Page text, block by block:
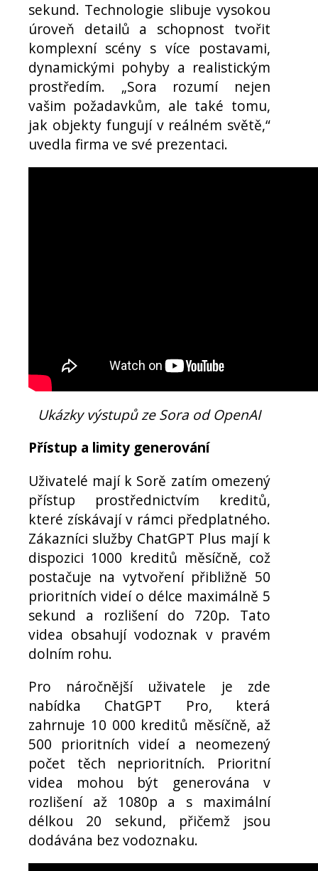
sekund. Technologie slibuje vysokou
úroveň detailů a schopnost tvořit
komplexní scény s více postavami,
dynamickými pohyby a realistickým
prostředím. „Sora rozumí nejen
vašim požadavkům, ale také tomu,
jak objekty fungují v reálném světě,“
uvedla firma ve své prezentaci.
Ukázky výstupů ze Sora od OpenAI
Přístup a limity generování
Uživatelé mají k Sorě zatím omezený
přístup prostřednictvím kreditů,
které získávají v rámci předplatného.
Zákazníci služby ChatGPT Plus mají k
dispozici 1000 kreditů měsíčně, což
postačuje na vytvoření přibližně 50
prioritních videí o délce maximálně 5
sekund a rozlišení do 720p. Tato
videa obsahují vodoznak v pravém
dolním rohu.
Pro náročnější uživatele je zde
nabídka ChatGPT Pro, která
zahrnuje 10 000 kreditů měsíčně, až
500 prioritních videí a neomezený
počet těch neprioritních. Prioritní
videa mohou být generována v
rozlišení až 1080p a s maximální
délkou 20 sekund, přičemž jsou
dodávána bez vodoznaku.